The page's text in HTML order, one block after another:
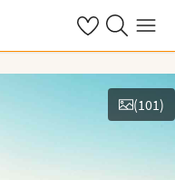
Se dinaSök på ving.se
Meny
(101)